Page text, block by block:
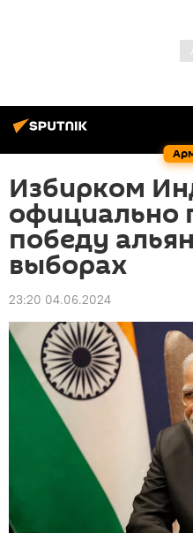
Избирком
официально
победу
выборах
23:20 04.06.2024